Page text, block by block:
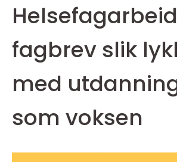
fagbrev slik
med
som voksen